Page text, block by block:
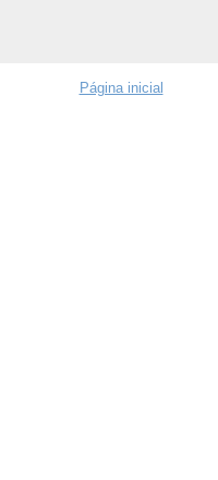
Página inicial